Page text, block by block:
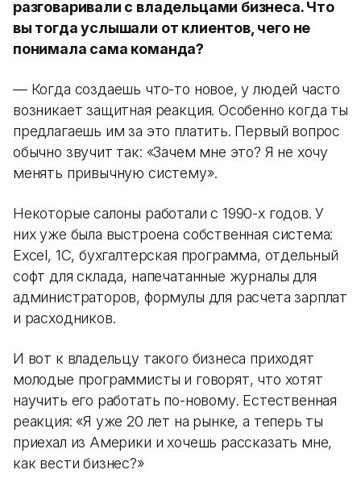
разговаривали с владельцами бизнеса. Что
вы тогда услышали от клиентов, чего не
понимала сама команда?
— Когда создаешь что-то новое, у людей часто
возникает защитная реакция. Особенно когда ты
предлагаешь им за это платить. Первый вопрос
обычно звучит так: «Зачем мне это? Я не хочу
менять привычную систему».
Некоторые салоны работали с 1990-х годов. У
них уже была выстроена собственная система:
Excel, 1С, бухгалтерская программа, отдельный
софт для склада, напечатанные журналы для
администраторов, формулы для расчета зарплат
и расходников.
И вот к владельцу такого бизнеса приходят
молодые программисты и говорят, что хотят
научить его работать по-новому. Естественная
реакция: «Я уже 20 лет на рынке, а теперь ты
приехал из Америки и хочешь рассказать мне,
как вести бизнес?»